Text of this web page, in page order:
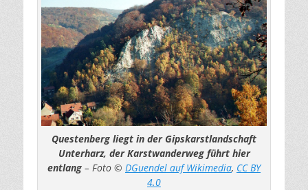
Questenberg liegt in der Gipskarstlandschaft
Unterharz, der Karstwanderweg führt hier
entlang – Foto © DGuendel auf Wikimedia, CC BY
4.0